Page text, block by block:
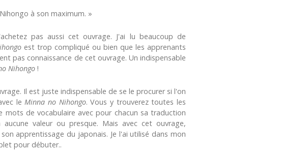
à son maximum. »
pas aussi cet ouvrage. J'ai lu beaucoup de
est trop compliqué ou bien que les apprenants
pas connaissance de cet ouvrage. Un indispensable
Nihongo !
Il est juste indispensable de se le procurer si l'on
leMinna no Nihongo. Vous y trouverez toutes les
de vocabulaire avec pour chacun sa traduction
valeur ou presque. Mais avec cet ouvrage,
apprentissage du japonais. Je l'ai utilisé dans mon
pour débuter..